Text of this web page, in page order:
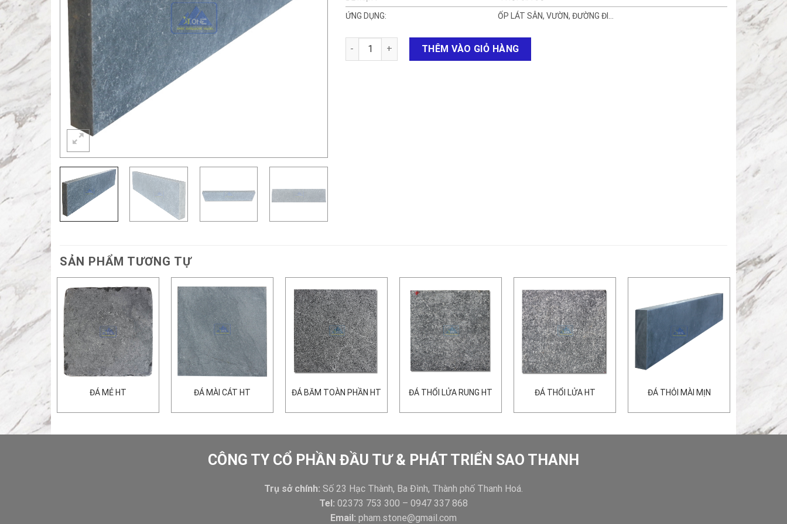
ỨNG DỤNG:
ỐP LÁT SÂN, VƯỜN, ĐƯỜNG ĐI…
Đá thỏi giả cổ HT số lượngTHÊM VÀO GIỎ HÀNG
SẢN PHẨM TƯƠNG TỰ
ĐÁ MẺ HT ĐÁ MÀI CÁT HT ĐÁ BĂM TOÀN PHẦN HT ĐÁ THỔI LỬA RUNG HT ĐÁ THỔI LỬA HT ĐÁ THỎI MÀI MỊN
CÔNG TY CỔ PHẦN ĐẦU TƯ & PHÁT TRIỂN SAO THANH
Trụ sở chính: Số 23 Hạc Thành, Ba Đình, Thành phố Thanh Hoá.
Tel: 02373 753 300 – 0947 337 868
Email: pham.stone@gmail.com